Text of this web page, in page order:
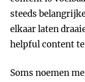
steeds
elkaar laten
helpful content te
Soms noemen